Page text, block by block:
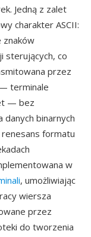
Jedną z zalet
charakter ASCII:
znaków
sterujących, co
przez
terminale
— bez
binarnych
renesans formatu
w
, umożliwiając
wiersza
przez
do tworzenia